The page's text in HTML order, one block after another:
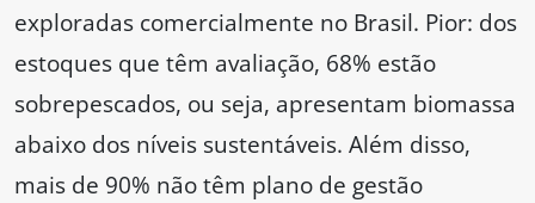
exploradas comercialmente no Brasil. Pior: dos
estoques que têm avaliação, 68% estão
sobrepescados, ou seja, apresentam biomassa
abaixo dos níveis sustentáveis. Além disso,
mais de 90% não têm plano de gestão